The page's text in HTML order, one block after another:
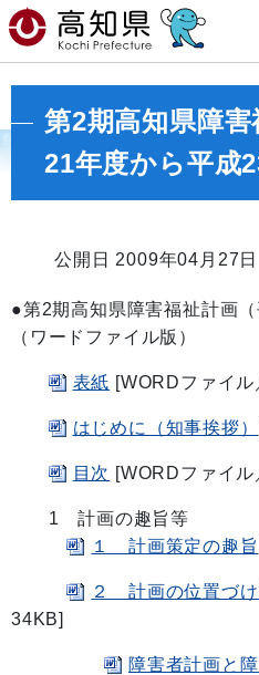
第2期高知県障
21年度から平成
公開日 2009年04月27日
●第2期高知県障害福祉計画
（ワードファイル版）
表紙 [WORDファイル
はじめに（知事挨拶）
目次 [WORDファイル
1 計画の趣旨等
１ 計画策定の趣旨
２ 計画の位置づ
34KB]
障害者計画と